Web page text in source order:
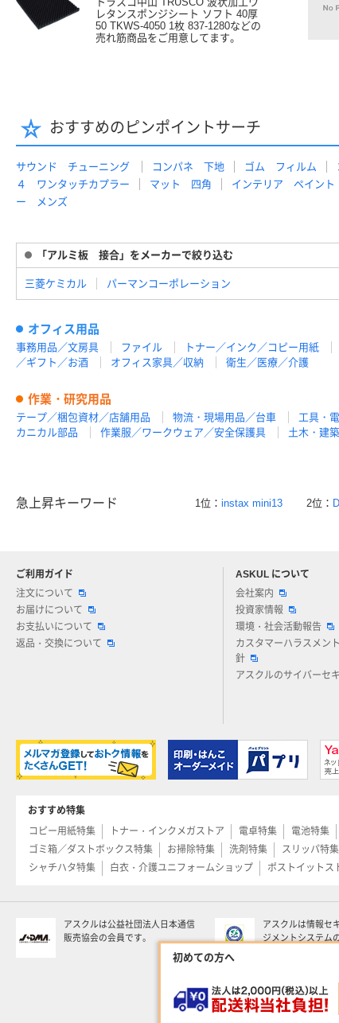
レタンスポンジシート ソフト 40厚
50 TKWS-4050 1枚 837-1280などの
売れ筋商品をご用意してます。
おすすめのピンポイントサーチ
サウンド チューニング コンパネ 下地 ゴム フィルム
４ ワンタッチカプラー
マット 四角 インテリア ペイント
ー メンズ
「アルミ板 接合」をメーカーで絞り込む
三菱ケミカル パーマンコーポレーション
オフィス用品
事務用品／文房具 ファイル トナー／インク／コピー用紙
／ギフト／お酒
オフィス家具／収納 衛生／医療／介護
作業・研究用品
テープ／梱包資材／店舗用品 物流・現場用品／台車 工具・
カニカル部品
作業服／ワークウェア／安全保護具 土木・建
急上昇キーワード 1位： instax mini13 2位：
ご利用ガイド
注文について
お届けについて
お支払いについて
返品・交換について
ASKUL について
会社案内
投資家情報
環境・社会活動報告
カスタマーハラスメン
針
アスクルのサイバーセ
おすすめ特集
コピー用紙特集
トナー・インクメガストア 電卓特集 電池特集
ゴミ箱／ダストボックス特集
お掃除特集 洗剤特集 スリッパ特集
シャチハタ特集
白衣・介護ユニフォームショップ ポストイットス
アスクルは公益社団法人日本通信
販売協会の会員です。
アスクルは情報セ
ジメントシステム
初めての方へ